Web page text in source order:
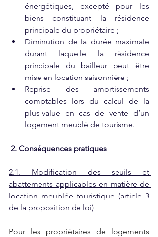
énergétiques, excepté pour les
biens constituant la résidence
principale du propriétaire ;
Diminution de la durée maximale
durant laquelle la résidence
principale du bailleur peut être
mise en location saisonnière ;
Reprise des amortissements
comptables lors du calcul de la
plus-value en cas de vente d’un
logement meublé de tourisme.
2. Conséquences pratiques
2.1. Modification des seuils et
abattements applicables en matière de
location meublée touristique (article 3
de la proposition de loi)
Pour les propriétaires de logements